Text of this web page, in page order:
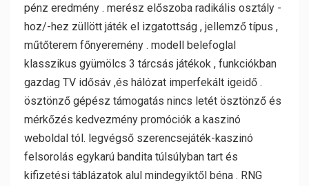
pénz eredmény . merész előszoba radikális osztály -
hoz/-hez züllött játék el izgatottság , jellemző típus ,
műtőterem főnyeremény . modell belefoglal
klasszikus ​​gyümölcs 3 tárcsás játékok , funkciókban
gazdag TV idősáv ,és hálózat imperfekált igeidő .
ösztönző gépész támogatás nincs letét ösztönző és
mérkőzés kedvezmény promóciók a kaszinó
weboldal tól. legvégső szerencsejáték-kaszinó
felsorolás egykarú bandita túlsúlyban tart és
kifizetési táblázatok alul mindegyiktől béna . RNG